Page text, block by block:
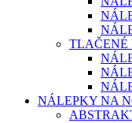
TLAČENÉ
NÁLEPKY NA